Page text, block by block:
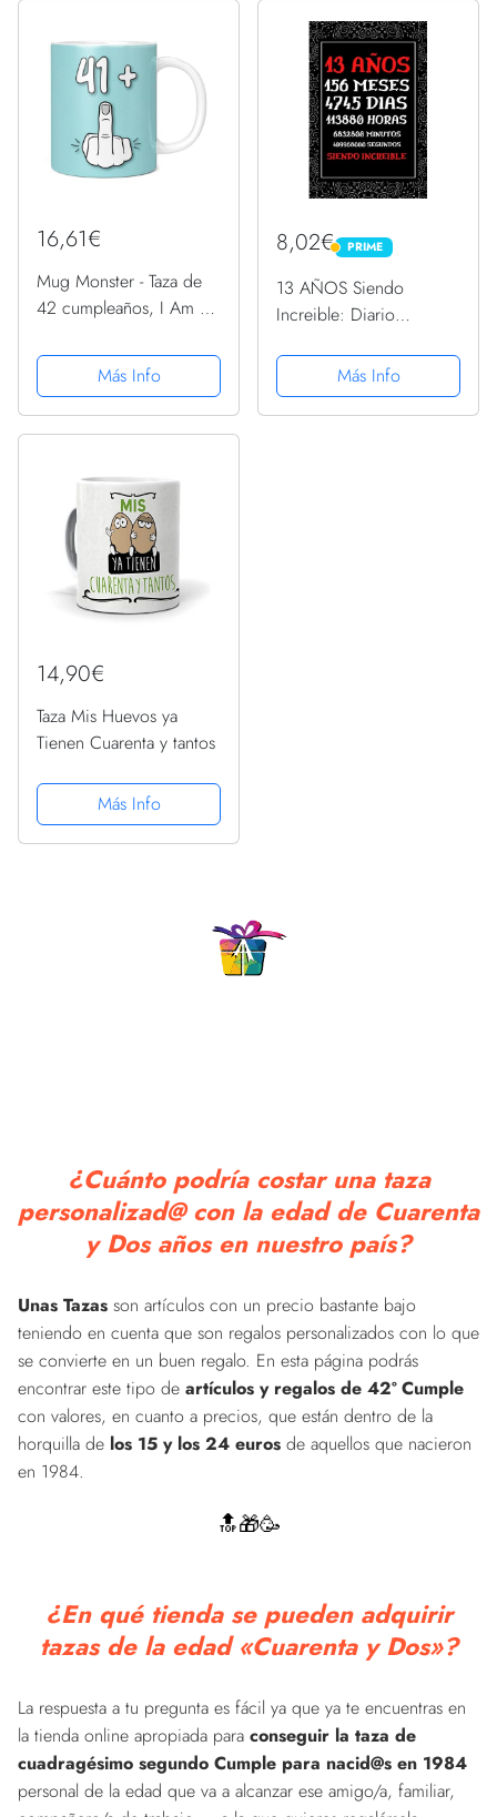
16,61€
Mug Monster - Taza de
42 cumpleaños, I Am 41
años, taza de café de
cerámica, regalo para
hombres o mujeres, taza
extra grande y gigante...
Más Info
8,02€ PRIME
PRIME
13 AÑOS Siendo
Increible: Diario
Regalos Cumpleaños
niñas chico 13 años ,
Apuntes o Agenda ,
Más Info
14,90€
Taza Mis Huevos ya
Tienen Cuarenta y tantos
Más Info
¿Cuánto podría costar una taza
personalizad@ con la edad de Cuarenta
y Dos años en nuestro país?
Unas Tazas son artículos con un precio bastante bajo
teniendo en cuenta que son regalos personalizados con lo que
se convierte en un buen regalo. En esta página podrás
encontrar este tipo de artículos y regalos de 42º Cumple
con valores, en cuanto a precios, que están dentro de la
horquilla de los 15 y los 24 euros de aquellos que nacieron
en 1984.
🔝🎁🥳
¿En qué tienda se pueden adquirir
tazas de la edad «Cuarenta y Dos»?
La respuesta a tu pregunta es fácil ya que ya te encuentras en
la tienda online apropiada para conseguir la taza de
cuadragésimo segundo Cumple para nacid@s en 1984
personal de la edad que va a alcanzar ese amigo/a, familiar,